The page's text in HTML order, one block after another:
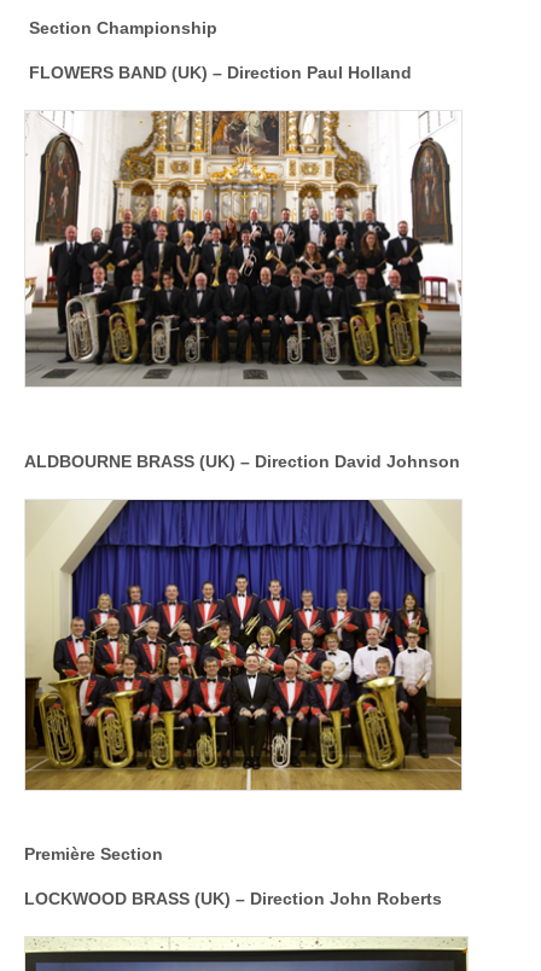
Section Championship
FLOWERS BAND (UK) – Direction Paul Holland
ALDBOURNE BRASS (UK) – Direction David Johnson
Première Section
LOCKWOOD BRASS (UK) – Direction John Roberts